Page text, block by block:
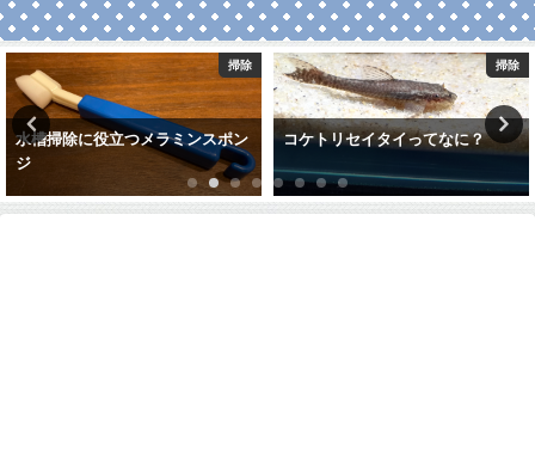
掃除
コケトリセイタイってなに？
熱帯魚飼育
熱帯魚の餌は何あげよう？